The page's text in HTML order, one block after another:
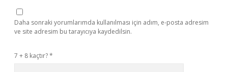
Daha sonraki yorumlarımda kullanılması için adım, e-posta adresim
ve site adresim bu tarayıcıya kaydedilsin.
7 + 8 kaçtır?*